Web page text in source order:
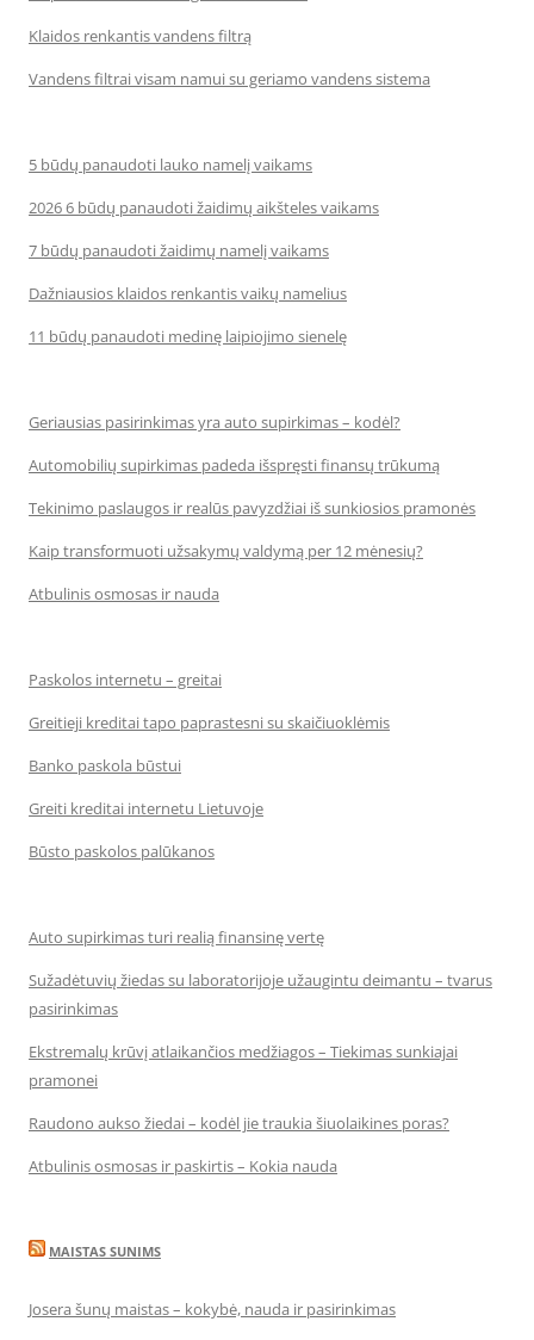
Klaidos renkantis vandens filtrą
Vandens filtrai visam namui su geriamo vandens sistema
5 būdų panaudoti lauko namelį vaikams
2026 6 būdų panaudoti žaidimų aikšteles vaikams
7 būdų panaudoti žaidimų namelį vaikams
Dažniausios klaidos renkantis vaikų namelius
11 būdų panaudoti medinę laipiojimo sienelę
Geriausias pasirinkimas yra auto supirkimas – kodėl?
Automobilių supirkimas padeda išspręsti finansų trūkumą
Tekinimo paslaugos ir realūs pavyzdžiai iš sunkiosios pramonės
Kaip transformuoti užsakymų valdymą per 12 mėnesių?
Atbulinis osmosas ir nauda
Paskolos internetu – greitai
Greitieji kreditai tapo paprastesni su skaičiuoklėmis
Banko paskola būstui
Greiti kreditai internetu Lietuvoje
Būsto paskolos palūkanos
Auto supirkimas turi realią finansinę vertę
Sužadėtuvių žiedas su laboratorijoje užaugintu deimantu – tvarus
pasirinkimas
Ekstremalų krūvį atlaikančios medžiagos – Tiekimas sunkiajai
pramonei
Raudono aukso žiedai – kodėl jie traukia šiuolaikines poras?
Atbulinis osmosas ir paskirtis – Kokia nauda
MAISTAS SUNIMS
Josera šunų maistas – kokybė, nauda ir pasirinkimas